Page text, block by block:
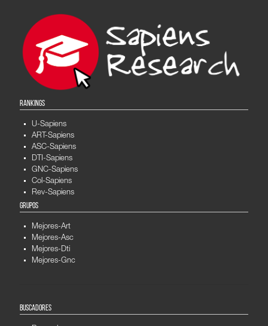
RANKINGS
U-Sapiens
ART-Sapiens
ASC-Sapiens
DTI-Sapiens
GNC-Sapiens
Col-Sapiens
Rev-Sapiens
GRUPOS
Mejores-Art
Mejores-Asc
Mejores-Dti
Mejores-Gnc
BUSCADORES